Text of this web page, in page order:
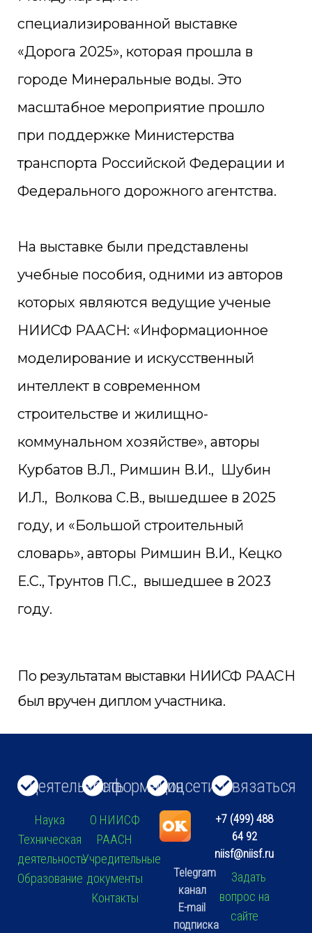
специализированной выставке
«Дорога 2025», которая прошла в
городе Минеральные воды. Это
масштабное мероприятие прошло
при поддержке Министерства
транспорта Российской Федерации и
Федерального дорожного агентства.
На выставке были представлены
учебные пособия, одними из авторов
которых являются ведущие ученые
НИИСФ РААСН: «Информационное
моделирование и искусственный
интеллект в современном
строительстве и жилищно-
коммунальном хозяйстве», авторы
Курбатов В.Л., Римшин В.И., Шубин
И.Л., Волкова С.В., вышедшее в 2025
году, и «Большой строительный
словарь», авторы Римшин В.И., Кецко
Е.С., Трунтов П.С., вышедшее в 2023
году.
По результатам выставки НИИСФ РААСН
был вручен диплом участника.
Деятельность
Наука
Техническая
деятельность
Образование
Информация
О НИИСФ
РААСН
Учредительные
документы
Контакты
Соцсети
Telegram
канал
E-mail
подписка
Связаться
+7 (499) 488
64 92
niisf@niisf.ru
Задать
вопрос на
сайте